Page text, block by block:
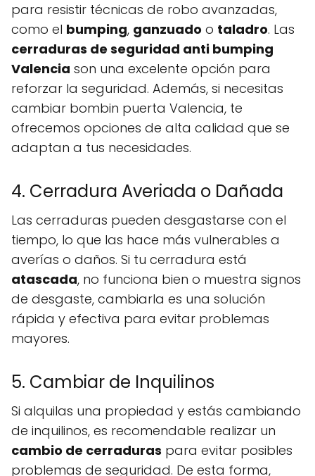
para resistir técnicas de robo avanzadas,
como el bumping, ganzuado o taladro. Las
cerraduras de seguridad anti bumping
Valencia son una excelente opción para
reforzar la seguridad. Además, si necesitas
cambiar bombin puerta Valencia, te
ofrecemos opciones de alta calidad que se
adaptan a tus necesidades.
4. Cerradura Averiada o Dañada
Las cerraduras pueden desgastarse con el
tiempo, lo que las hace más vulnerables a
averías o daños. Si tu cerradura está
atascada, no funciona bien o muestra signos
de desgaste, cambiarla es una solución
rápida y efectiva para evitar problemas
mayores.
5. Cambiar de Inquilinos
Si alquilas una propiedad y estás cambiando
de inquilinos, es recomendable realizar un
cambio de cerraduras para evitar posibles
problemas de seguridad. De esta forma,